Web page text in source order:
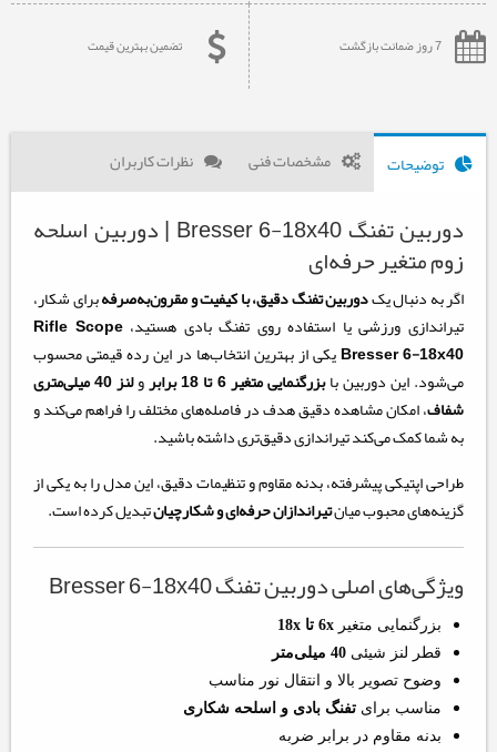
7 روز ضمانت بازگشت تضمین بهترین قیمت
توضیحات مشخصات فنی نظرات کاربران
دوربین تفنگ Bresser 6-18x40 | دوربین اسلحه
زوم متغیر حرفه‌ای
اگر به دنبال یکدوربین تفنگ دقیق، با کیفیت و مقرون‌به‌صرفهبرای شکار،
تیراندازی ورزشی یا استفاده روی تفنگ بادی هستید،Rifle Scope
Bresser 6-18x40یکی از بهترین انتخاب‌ها در این رده قیمتی محسوب
می‌شود. این دوربین بابزرگنمایی متغیر 6 تا 18 برابر و
لنز 40 میلی‌متری
شفاف، امکان مشاهده دقیق هدف در فاصله‌های مختلف را فراهم می‌کند و
به شما کمک می‌کند تیراندازی دقیق‌تری داشته باشید.
طراحی اپتیکی پیشرفته، بدنه مقاوم و تنظیمات دقیق، این مدل را به یکی از
گزینه‌های محبوب میانتیراندازان حرفه‌ای و شکارچیانتبدیل کرده است.
ویژگی‌های اصلی دوربین تفنگ Bresser 6-18x40
بزرگنمایی متغیر 6x تا 18x
قطر لنز شیئی 40 میلی‌متر
وضوح تصویر بالا و انتقال نور مناسب
مناسب برای تفنگ بادی و اسلحه شکاری
بدنه مقاوم در برابر ضربه